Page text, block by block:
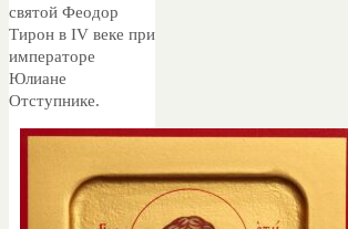
святой Феодор
Тирон в IV веке при
императоре
Юлиане
Отступнике.